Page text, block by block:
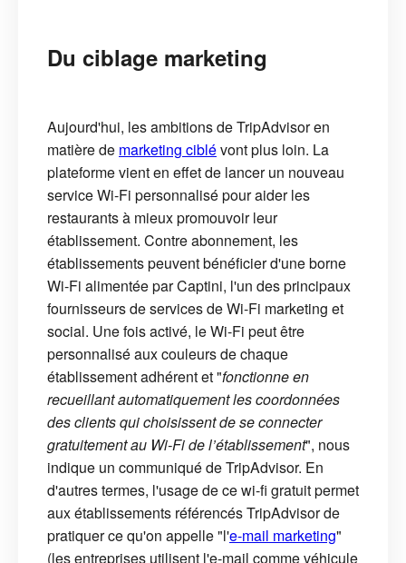
Du ciblage marketing
Aujourd'hui, les ambitions de TripAdvisor en
matière de marketing ciblévont plus loin. La
plateforme vient en effet de lancer un nouveau
service Wi-Fi personnalisé pour aider les
restaurants à mieux promouvoir leur
établissement. Contre abonnement, les
établissements peuvent bénéficier d'une borne
Wi-Fi alimentée par Captini, l'un des principaux
fournisseurs de services de Wi-Fi marketing et
social. Une fois activé, le Wi-Fi peut être
personnalisé aux couleurs de chaque
établissement adhérent et "fonctionne en
recueillant automatiquement les coordonnées
des clients qui choisissent de se connecter
gratuitement au Wi-Fi de l’établissement", nous
indique un communiqué de TripAdvisor. En
d'autres termes, l'usage de ce wi-fi gratuit permet
aux établissements référencés TripAdvisor de
pratiquer ce qu'on appelle "l'e-mail marketing"
(les entreprises utilisent l'e-mail comme véhicule